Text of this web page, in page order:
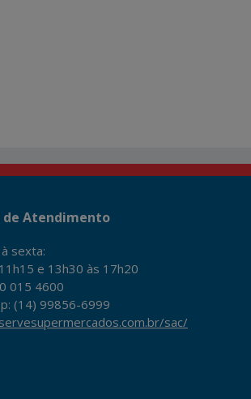
de Atendimento
sexta:
e 13h30 às 17h20
015 4600
(14) 99856-6999
sac/